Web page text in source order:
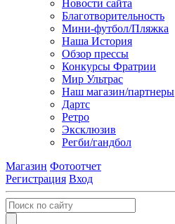
Новости сайта
Благотворительность
Мини-футбол/Пляжка
Наша История
Обзор прессы
Конкурсы Фратрии
Мир Ультрас
Наш магазин/партнеры
Дартс
Ретро
Эксклюзив
Регби/гандбол
Магазин Фотоотчет
Регистрация Вход